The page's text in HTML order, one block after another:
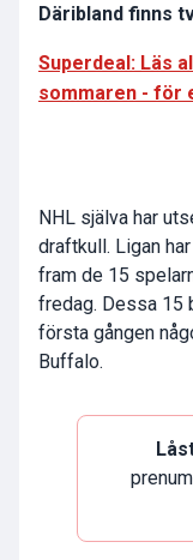
Däribland finns
Superdeal: Läs
sommaren - för
NHL själva har
draftkull. Ligan
fram de 15
fredag. Dessa 15
första gången
Buffalo.